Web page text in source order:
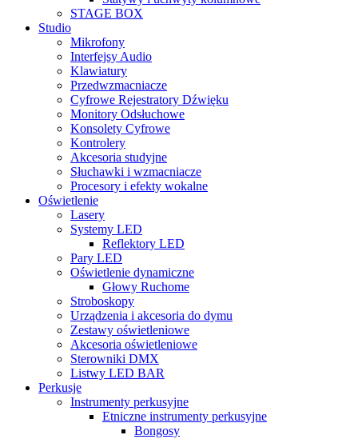
STAGE BOX
Studio
Mikrofony
Interfejsy Audio
Klawiatury
Przedwzmacniacze
Cyfrowe Rejestratory Dźwięku
Monitory Odsłuchowe
Konsolety Cyfrowe
Kontrolery
Akcesoria studyjne
Słuchawki i wzmacniacze
Procesory i efekty wokalne
Oświetlenie
Lasery
Systemy LED
Reflektory LED
Pary LED
Oświetlenie dynamiczne
Głowy Ruchome
Stroboskopy
Urządzenia i akcesoria do dymu
Zestawy oświetleniowe
Akcesoria oświetleniowe
Sterowniki DMX
Listwy LED BAR
Perkusje
Instrumenty perkusyjne
Etniczne instrumenty perkusyjne
Bongosy